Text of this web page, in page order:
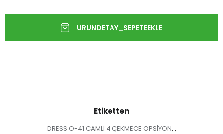
Etiketten
DRESS O-41 CAMLI 4 ÇEKMECE OPSİYON, ,